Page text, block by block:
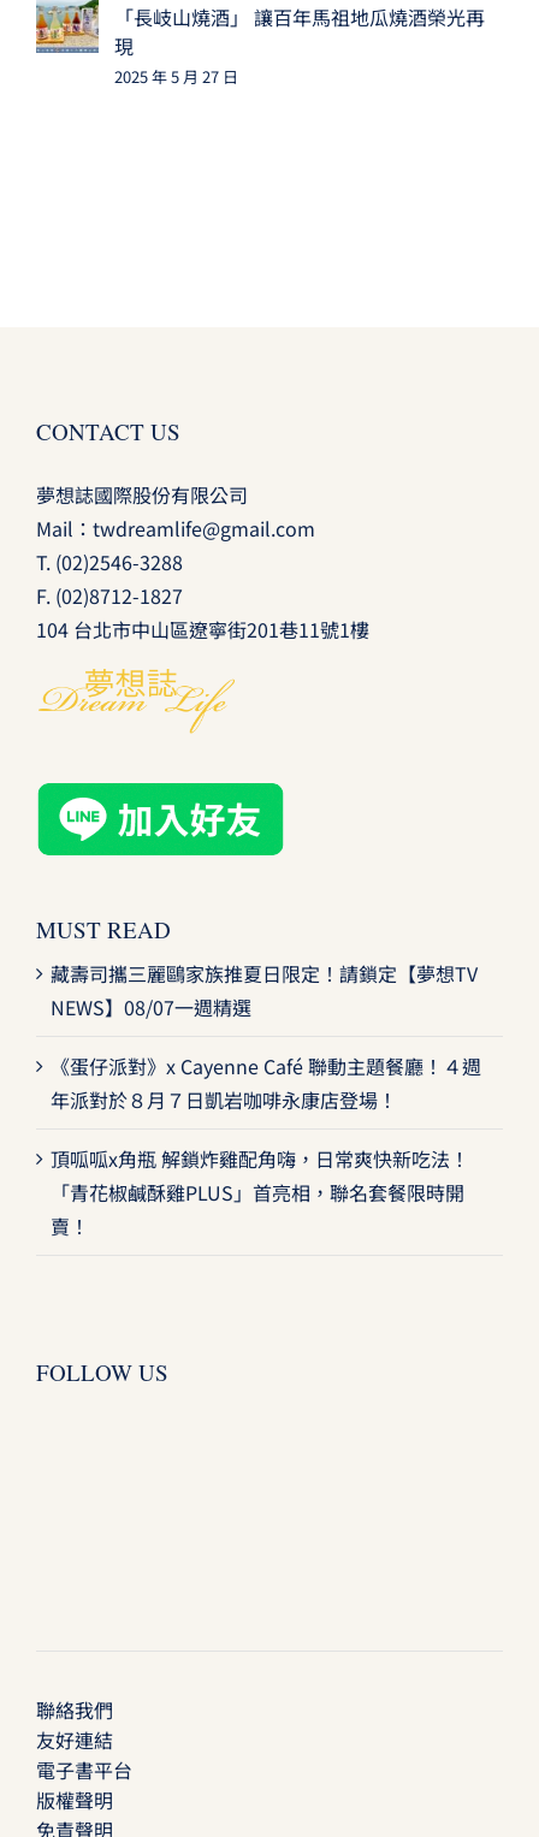
「長岐山燒酒」 讓百年馬祖地瓜燒酒榮光再
現
2025 年 5 月 27 日
CONTACT US
夢想誌國際股份有限公司
Mail： twdreamlife@gmail.com
T. (02)2546-3288
F. (02)8712-1827
104 台北市中山區遼寧街201巷11號1樓
MUST READ
藏壽司攜三麗鷗家族推夏日限定！請鎖定【夢想TV
NEWS】08/07一週精選
《蛋仔派對》x Cayenne Café 聯動主題餐廳！４週
年派對於８月７日凱岩咖啡永康店登場！
頂呱呱x角瓶 解鎖炸雞配角嗨，日常爽快新吃法！
「青花椒鹹酥雞PLUS」首亮相，聯名套餐限時開
賣！
FOLLOW US
聯絡我們
友好連結
電子書平台
版權聲明
免責聲明